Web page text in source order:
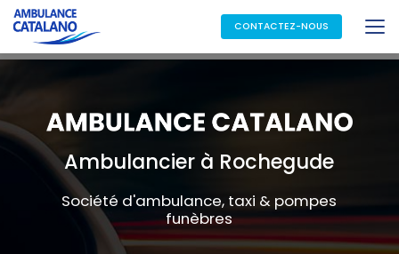
Aller
au
contenu
principal
CONTACTEZ-NOUS
Ambulancier à Rochegude
Société d'ambulance, taxi & pompes
funèbres